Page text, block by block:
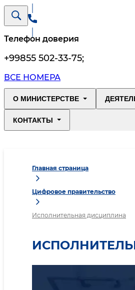
Телефон доверия
+99855 502-33-75;
ВСЕ НОМЕРА
О МИНИСТЕРСТВЕ
КОНТАКТЫ
Главная страница
Цифровое правительство
Исполнительная дисциплина